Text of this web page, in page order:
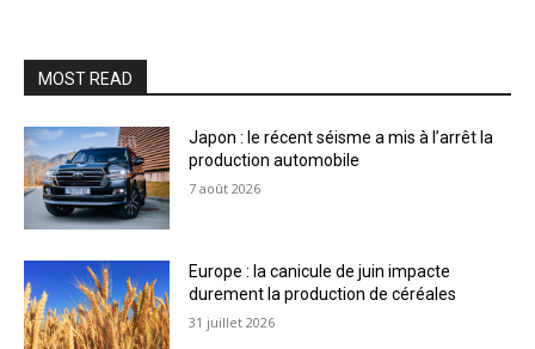
MOST READ
Japon : le récent séisme a mis à l’arrêt la
production automobile
7 août 2026
Europe : la canicule de juin impacte
durement la production de céréales
31 juillet 2026